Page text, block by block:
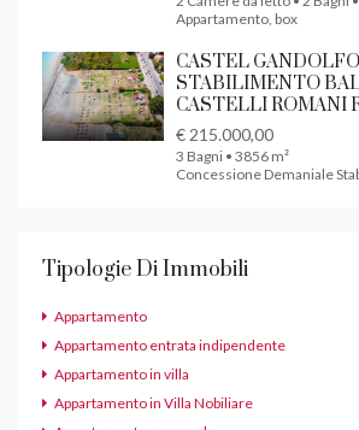
Appartamento, box
CASTEL GANDOLFO
STABILIMENTO
CASTELLI ROMANI
€ 215.000,00
3 Bagni • 3856 m²
Concessione Demaniale
Tipologie Di Immobili
Appartamento
Appartamento entrata indipendente
Appartamento in villa
Appartamento in Villa Nobiliare